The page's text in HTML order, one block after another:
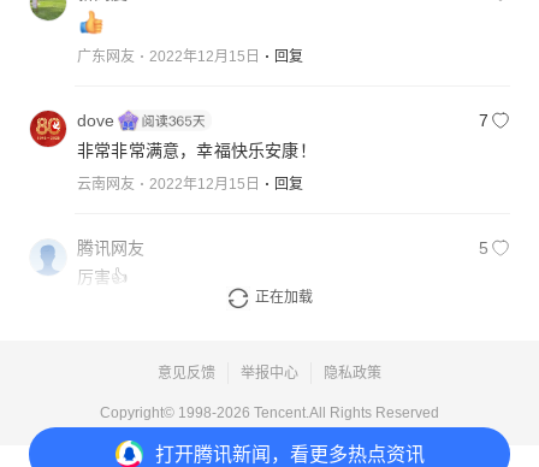
打开腾讯新闻，看更多热点资讯
广东网友 2022年12月15日 回复
dove
7
非常非常满意，幸福快乐安康！
云南网友 2022年12月15日 回复
腾讯网友
5
厉害👍
2022年12月15日
正在加载
意见反馈 举报中心 隐私政策
Copyright© 1998-2026 Tencent.All Rights Reserved